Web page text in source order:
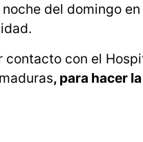
noche del domingo
con el
, para hacer